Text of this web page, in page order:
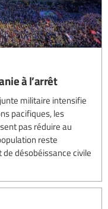
à l’arrêt
militaire intensifie
pacifiques, les
pas réduire au
reste
désobéissance civile